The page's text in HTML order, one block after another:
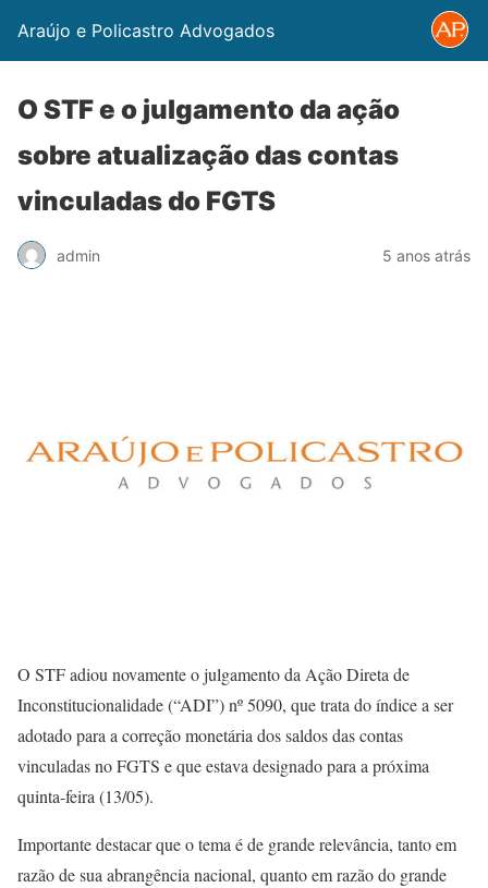
Araújo e Policastro Advogados
O STF e o julgamento da ação
sobre atualização das contas
vinculadas do FGTS
admin 5 anos atrás
O STF adiou novamente o julgamento da Ação Direta de
Inconstitucionalidade (“ADI”) nº 5090, que trata do índice a ser
adotado para a correção monetária dos saldos das contas
vinculadas no FGTS e que estava designado para a próxima
quinta-feira (13/05).
Importante destacar que o tema é de grande relevância, tanto em
razão de sua abrangência nacional, quanto em razão do grande